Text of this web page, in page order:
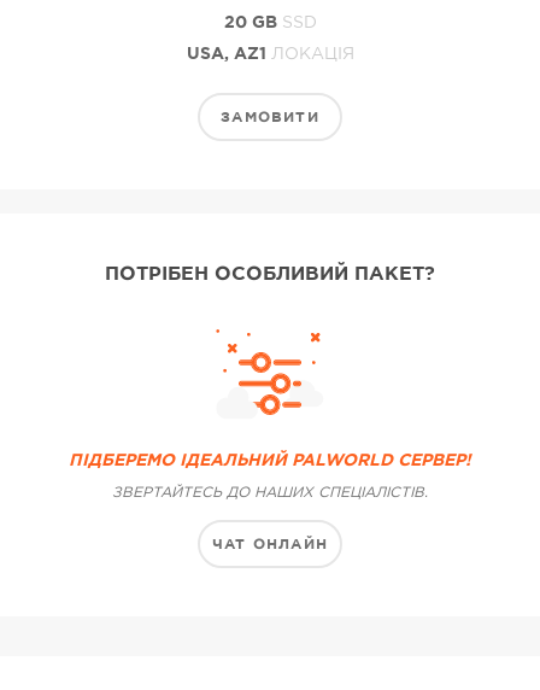
20 GBSSD
USA, AZ1 ЛОКАЦІЯ
ЗАМОВИТИ
ПОТРІБЕН ОСОБЛИВИЙ ПАКЕТ?
ПІДБЕРЕМО ІДЕАЛЬНИЙ PALWORLD СЕРВЕР!
ЗВЕРТАЙТЕСЬ ДО НАШИХ СПЕЦІАЛІСТІВ.
ЧАТ ОНЛАЙН